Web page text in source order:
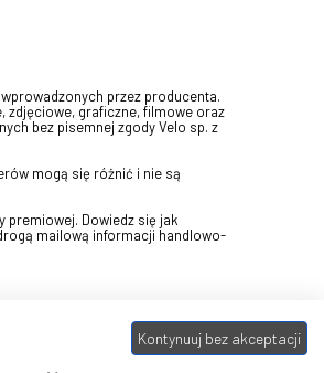
przez producenta.
zdjęciowe, graficzne, filmowe oraz
bez pisemnej zgody Velo sp. z
mogą się różnić i nie są
premiowej. Dowiedz się jak
mailową informacji handlowo-
Kontynuuj bez akceptacji